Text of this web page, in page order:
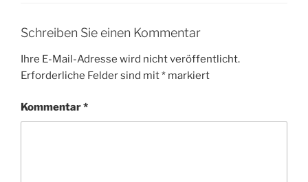
Schreiben Sie einen Kommentar
Ihre E-Mail-Adresse wird nicht veröffentlicht.
Erforderliche Felder sind mit* markiert
Kommentar*